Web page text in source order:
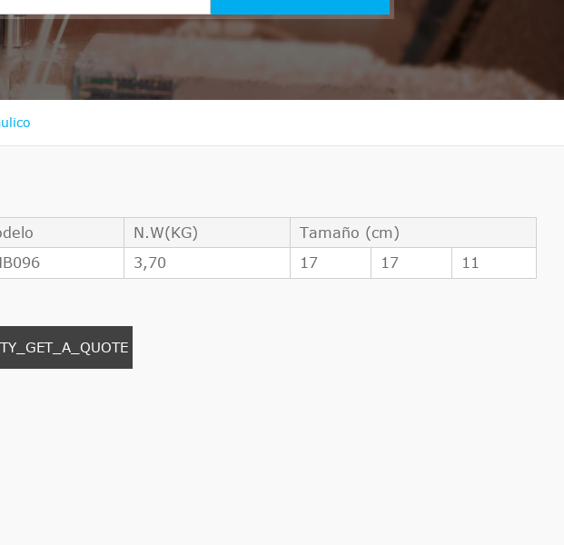
N.W(KG)
Tamaño (cm)
3,70 17 17 11
TY_GET_A_QUOTE